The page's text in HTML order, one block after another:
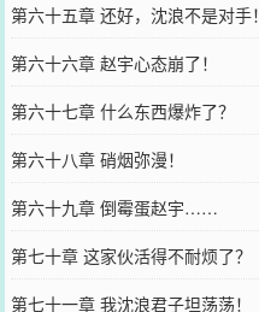
第六十五章 还好，沈浪不是对手！
第六十六章 赵宇心态崩了！
第六十七章 什么东西爆炸了？
第六十八章 硝烟弥漫！
第六十九章 倒霉蛋赵宇……
第七十章 这家伙活得不耐烦了？
第七十一章 我沈浪君子坦荡荡！